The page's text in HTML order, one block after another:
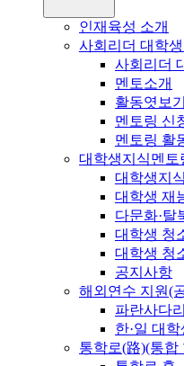
인재육성 소개
사회리더 대학
사회리더
멘토소개
활동엿보기
멘토링 신
멘토링 활
대학생지식멘토
대학생지
대학생 재
다문화·탈
대학생 청
대학생 청
공지사항
해외연수 지원(
파란사다리
한·일 대
통학로(路)(통합